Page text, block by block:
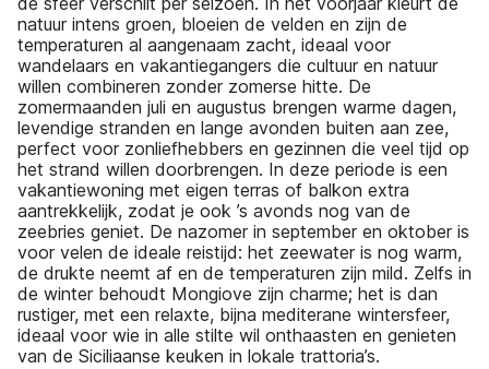
natuur intens groen, bloeien de velden en zijn de
temperaturen al aangenaam zacht, ideaal voor
wandelaars en vakantiegangers die cultuur en natuur
willen combineren zonder zomerse hitte. De
zomermaanden juli en augustus brengen warme dagen,
levendige stranden en lange avonden buiten aan zee,
perfect voor zonliefhebbers en gezinnen die veel tijd op
het strand willen doorbrengen. In deze periode is een
vakantiewoning met eigen terras of balkon extra
aantrekkelijk, zodat je ook ’s avonds nog van de
zeebries geniet. De nazomer in september en oktober is
voor velen de ideale reistijd: het zeewater is nog warm,
de drukte neemt af en de temperaturen zijn mild. Zelfs in
de winter behoudt Mongiove zijn charme; het is dan
rustiger, met een relaxte, bijna mediterane wintersfeer,
ideaal voor wie in alle stilte wil onthaasten en genieten
van de Siciliaanse keuken in lokale trattoria’s.